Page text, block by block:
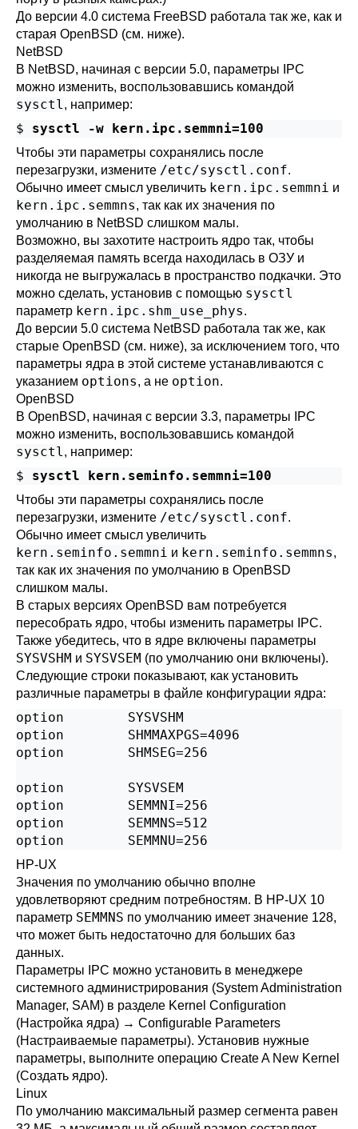
До версии 4.0 система FreeBSD работала так же, как и
старая OpenBSD (см. ниже).
NetBSD
В NetBSD, начиная с версии 5.0, параметры IPC
можно изменить, воспользовавшись командой
sysctl, например:
$ sysctl -w kern.ipc.semmni=100
Чтобы эти параметры сохранялись после
перезагрузки, измените /etc/sysctl.conf.
Обычно имеет смысл увеличить kern.ipc.semmni и
kern.ipc.semmns, так как их значения по
умолчанию в NetBSD слишком малы.
Возможно, вы захотите настроить ядро так, чтобы
разделяемая память всегда находилась в ОЗУ и
никогда не выгружалась в пространство подкачки. Это
можно сделать, установив с помощью sysctl
параметр kern.ipc.shm_use_phys.
До версии 5.0 система NetBSD работала так же, как
старые OpenBSD (см. ниже), за исключением того, что
параметры ядра в этой системе устанавливаются с
указанием options, а не option.
OpenBSD
В OpenBSD, начиная с версии 3.3, параметры IPC
можно изменить, воспользовавшись командой
sysctl, например:
$ sysctl kern.seminfo.semmni=100
Чтобы эти параметры сохранялись после
перезагрузки, измените /etc/sysctl.conf.
Обычно имеет смысл увеличить
kern.seminfo.semmni и kern.seminfo.semmns,
так как их значения по умолчанию в OpenBSD
слишком малы.
В старых версиях OpenBSD вам потребуется
пересобрать ядро, чтобы изменить параметры IPC.
Также убедитесь, что в ядре включены параметры
SYSVSHM и SYSVSEM (по умолчанию они включены).
Следующие строки показывают, как установить
различные параметры в файле конфигурации ядра:
option        SYSVSHM
option        SHMMAXPGS=4096
option        SHMSEG=256
option        SYSVSEM
option        SEMMNI=256
option        SEMMNS=512
option        SEMMNU=256
HP-UX
Значения по умолчанию обычно вполне
удовлетворяют средним потребностям. В HP-UX 10
параметр SEMMNS по умолчанию имеет значение 128,
что может быть недостаточно для больших баз
данных.
Параметры
IPC можно установить в менеджере
системного администрирования (System Administration
Manager, SAM) в разделе Kernel Configuration
(Настройка ядра) → Configurable Parameters
(Настраиваемые параметры). Установив нужные
параметры, выполните операцию Create A New Kernel
(Создать ядро).
Linux
По умолчанию максимальный размер сегмента равен